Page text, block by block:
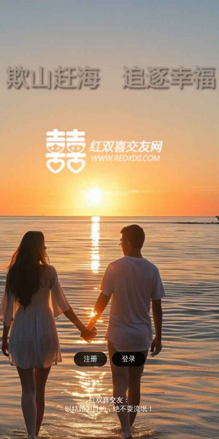
注册 登录
红双喜交友：
以结婚为目的，绝不耍流氓！